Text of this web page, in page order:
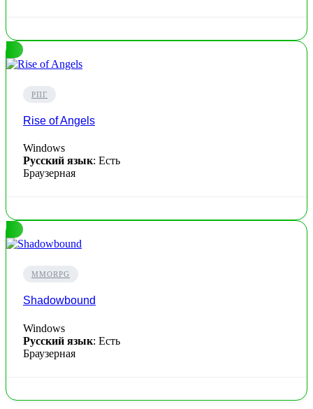
РПГ
Rise of Angels
Windows
Русский язык: Есть
Браузерная
MMORPG
Shadowbound
Windows
Русский язык: Есть
Браузерная